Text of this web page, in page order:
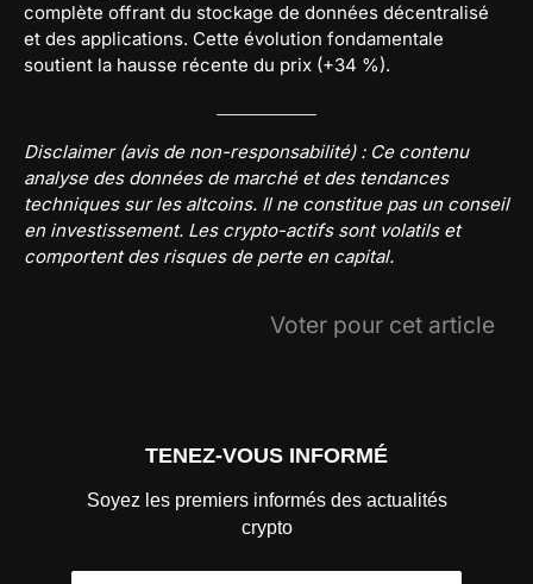
complète offrant du stockage de données décentralisé
et des applications. Cette évolution fondamentale
soutient la hausse récente du prix (+34 %).
Disclaimer (avis de non-responsabilité) : Ce contenu
analyse des données de marché et des tendances
techniques sur les altcoins. Il ne constitue pas un conseil
en investissement. Les crypto-actifs sont volatils et
comportent des risques de perte en capital.
Voter pour cet article
TENEZ-VOUS INFORMÉ
Soyez les premiers informés des actualités
crypto